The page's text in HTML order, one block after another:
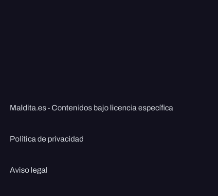
Maldita.es - Contenidos bajo licencia específica
Política de privacidad
Aviso legal